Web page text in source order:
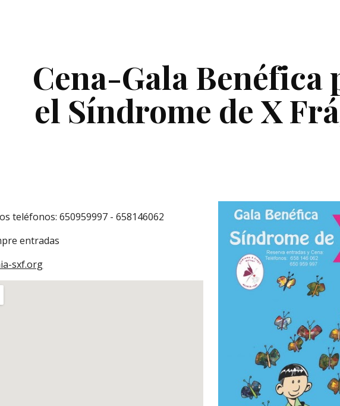
Cena-Gala Benéfica
el Síndrome de X
teléfonos: 650959997 - 658146062
entradas
sxf.org